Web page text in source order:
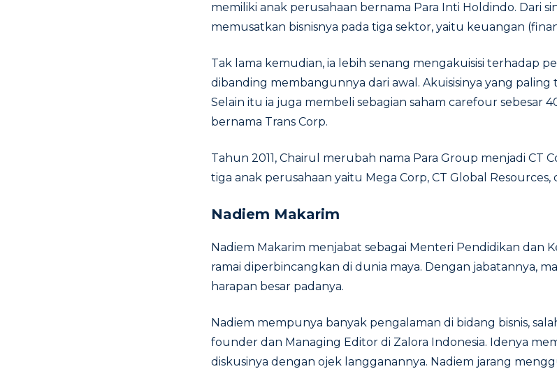
memiliki anak perusahaan bernama Para Inti Holdindo. Dari
memusatkan bisnisnya pada tiga sektor, yaitu keuangan
Tak lama kemudian, ia lebih senang mengakuisisi terhadap
dibanding membangunnya dari awal. Akuisisinya yang paling
Selain itu ia juga membeli sebagian saham carefour sebesar
bernama Trans Corp.
Tahun 2011, Chairul merubah nama Para Group menjadi CT
tiga anak perusahaan yaitu Mega Corp, CT Global Resources,
Nadiem Makarim
Nadiem Makarim menjabat sebagai Menteri Pendidikan dan
ramai diperbincangkan di dunia maya. Dengan jabatannya,
harapan besar padanya.
Nadiem mempunya banyak pengalaman di bidang bisnis,
founder dan Managing Editor di Zalora Indonesia. Idenya
diskusinya dengan ojek langganannya. Nadiem jarang